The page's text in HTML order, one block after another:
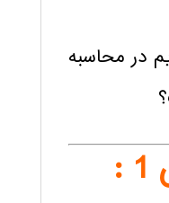
در محاسبه